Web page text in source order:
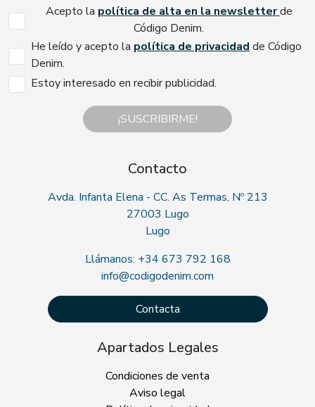
Acepto la política de alta en la newsletterde
Código Denim.
He leído y acepto la política de privacidadde Código
Denim.
Estoy interesado en recibir publicidad.
¡SUSCRIBIRME!
Contacto
Avda. Infanta Elena - CC. As Termas, Nº 213
27003 Lugo
Lugo
Llámanos: +34 673 792 168
info@codigodenim.com
Contacta
Apartados Legales
Condiciones de venta
Aviso legal